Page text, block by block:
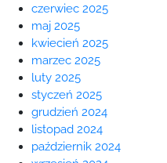
czerwiec 2025
maj 2025
kwiecień 2025
marzec 2025
luty 2025
styczeń 2025
grudzień 2024
listopad 2024
październik 2024